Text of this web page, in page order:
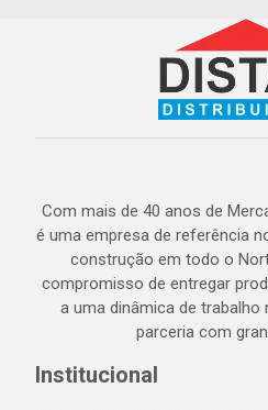
Com mais de 40 anos de
é uma empresa de referência
construção em todo o
compromisso de entregar
a uma dinâmica de trabalho
parceria com
Institucional